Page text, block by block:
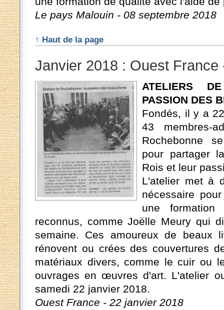
Le pays Malouin - 08 septembre 2018
↑ Haut de la page
Janvier 2018 : Ouest
ATELIERS
PASSION DES
Fondés, il y a
43 membres-
Rochebonne
pour partager
Rois et leur
L'atelier met à
nécessaire
une formation
reconnus, comme Joëlle Meury qui
semaine. Ces amoureux de beaux
rénovent ou crées des couvertures
matériaux divers, comme le cuir ou
ouvrages en œuvres d'art. L'atelier
samedi 22 janvier 2018.
Ouest France - 22 janvier 2018